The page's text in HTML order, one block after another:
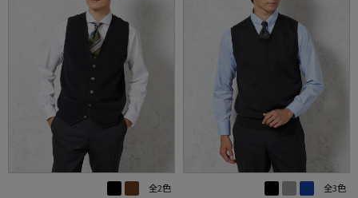
全2色 全3色